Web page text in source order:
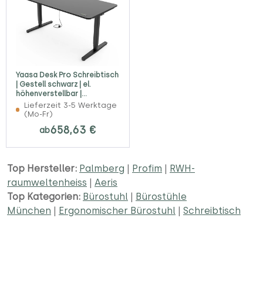
Yaasa Desk Pro Schreibtisch
| Gestell schwarz | el.
höhenverstellbar |
Konfigurator
Lieferzeit 3-5 Werktage
(Mo-Fr)
ab658,63 €
Top Hersteller: Palmberg Profim
RWH-
raumweltenheiss
Aeris
Top Kategorien: Bürostuhl
Bürostühle
München
Ergonomischer Bürostuhl Schreibtisch